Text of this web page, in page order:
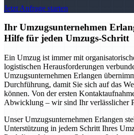
Jetzt Anfrage starten
Ihr Umzugsunternehmen
Hilfe für jeden Umzugs-Schritt
Ein Umzug ist immer mit
logistischen Herausforderungen
Umzugsunternehmen Erlangen
Durchführung, damit Sie sich auf das
können. Von der ersten
Abwicklung – wir sind Ihr verlässlicher
Unser Umzugsunternehmen Erlangen
Unterstützung in jedem Schritt Ihres